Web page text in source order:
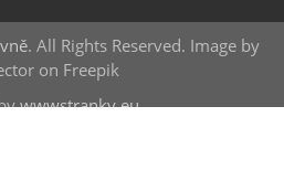
. All Rights Reserved. Image by
on Freepik
wwwstranky.eu